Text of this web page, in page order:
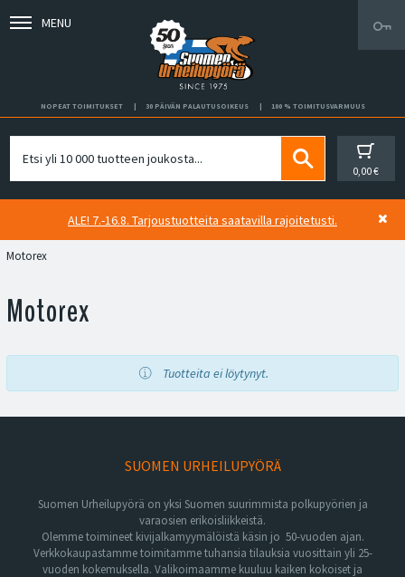
MENU
NOPEAT TOIMITUKSET 30 PÄIVÄN PALAUTUSOIKEUS 100 % TOIMITUSVARMUUS
0,00 €
ALE! 7.-16.8. Tarjoustuotteita saatavilla rajoitetusti.
Motorex
Motorex
Tuotteita ei löytynyt.
SUOMEN URHEILUPYÖRÄ
Suomen Urheilupyörä on yksi Suomen suurimmista polkupyörien ja
varaosien erikoisliikkeistä.
Olemme toimineet kivijalkamyymälöistä käsin jo 50-vuoden ajan.
Verkkokaupastamme toimitamme tuhansia tilauksia vuosittain yli 25-
vuoden kokemuksella. Valikoimaamme kuuluu kaiken kokoiset ja